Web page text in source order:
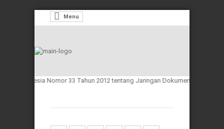
Menu
Indonesia Nomor 33 Tahun 2012 tentang Jaringan Dokumentasi dan